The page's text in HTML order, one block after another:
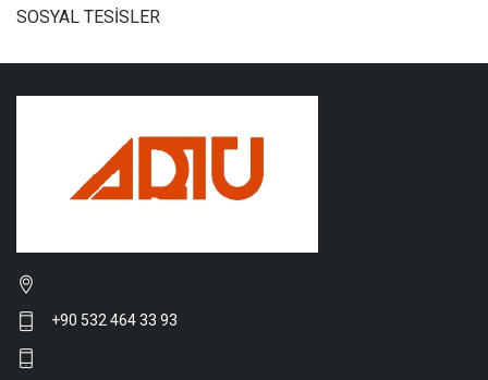
SOSYAL TESİSLER
+90 532 464 33 93